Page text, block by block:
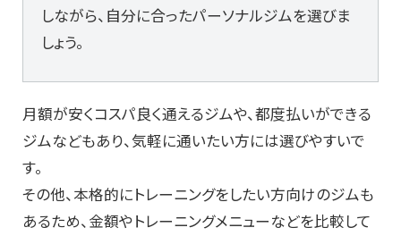
しながら、自分に合ったパーソナルジムを選びま
しょう。
月額が安くコスパ良く通えるジムや、都度払いができる
ジムなどもあり、気軽に通いたい方には選びやすいで
す。
その他、本格的にトレーニングをしたい方向けのジムも
あるため、金額やトレーニングメニューなどを比較して